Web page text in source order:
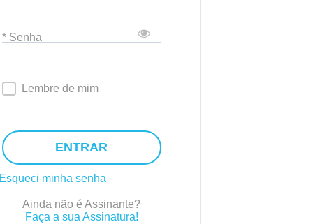
* Senha
Lembre de mim
ENTRAR
minha senha
Ainda não é Assinante?
Faça a sua Assinatura!